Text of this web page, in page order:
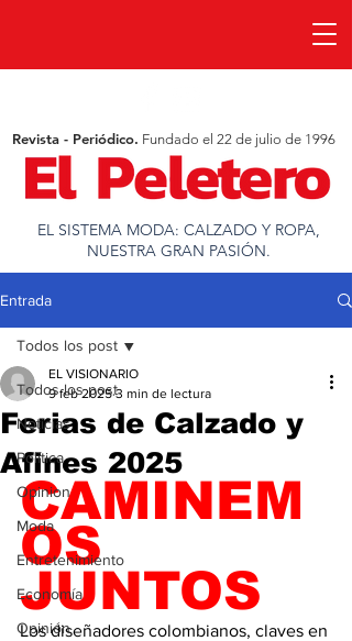
EL SISTEMA MODA: CALZADO Y ROPA,
NUESTRA GRAN PASIÓN.
Revista - Periódico. Fundado el 22 de julio de 1996
Entrada
Todos los post
Noticias
Política
Opinion
Moda
Entretenimiento
Economía
Opinión
Todos los post
Ferias de Calzado y
Afines 2025
EL VISIONARIO
9 feb 2025 3 min de lectura
CAMINEM
OS
JUNTOS
Los diseñadores colombianos, claves en